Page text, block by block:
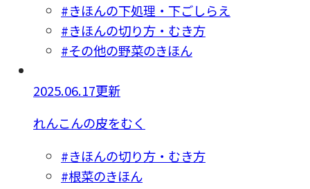
#きほんの下処理・下ごしらえ
#きほんの切り方・むき方
#その他の野菜のきほん
2025.06.17更新
れんこんの皮をむく
#きほんの切り方・むき方
#根菜のきほん